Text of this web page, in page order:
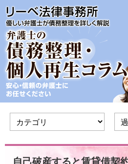
自己破産すると賃貸借契